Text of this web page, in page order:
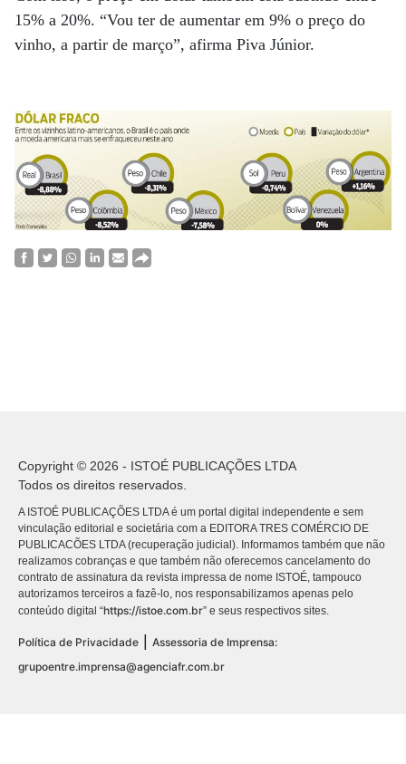
15% a 20%. “Vou ter de aumentar em 9% o preço do
vinho, a partir de março”, afirma Piva Júnior.
Copyright © 2026 - ISTOÉ PUBLICAÇÕES LTDA
Todos os direitos reservados.
A ISTOÉ PUBLICAÇÕES LTDA é um portal digital independente e sem
vinculação editorial e societária com a EDITORA TRES COMÉRCIO DE
PUBLICACÕES LTDA (recuperação judicial). Informamos também que não
realizamos cobranças e que também não oferecemos cancelamento do
contrato de assinatura da revista impressa de nome ISTOÉ, tampouco
autorizamos terceiros a fazê-lo, nos responsabilizamos apenas pelo
conteúdo digital “https://istoe.com.br” e seus respectivos sites.
Política de Privacidade
Assessoria de Imprensa:
grupoentre.imprensa@agenciafr.com.br